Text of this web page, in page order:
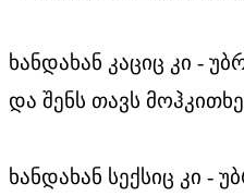
ხანდახან კაციც კი -
და შენს თავს
ხანდახან სექსიც კი -